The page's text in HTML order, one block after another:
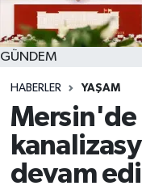
GÜNDEM
HABERLER YAŞAM
Mersin'de
devam
SPOR
MAGAZİN
YAŞAM
Süper Lig
Tüm Manşetler
Son Dakika
Haber Arşivi